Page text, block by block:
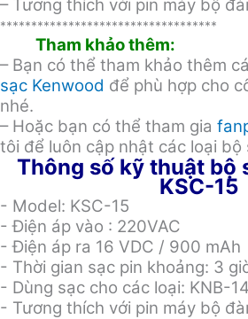
– Tương thích với pin máy bộ
***********************************
Tham khảo thêm:
– Bạn có thể tham khảo thêm
sạc Kenwood để phù hợp cho
nhé.
– Hoặc bạn có thể tham gia
tôi để luôn cập nhật các loại bộ
Thông số kỹ thuật bộ
KSC-15
- Model: KSC-15
- Điện áp vào : 220VAC
- Điện áp ra 16 VDC / 900 mAh
- Thời gian sạc pin khoảng: 3
- Dùng sạc cho các loại: KNB-
- Tương thích với pin máy bộ